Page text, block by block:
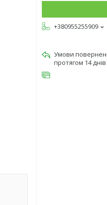
+380955255909
протягом 14 днів